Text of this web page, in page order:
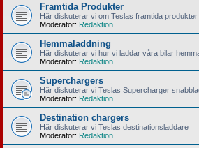
Framtida Produkter
Här diskuterar vi om Teslas framtida produkter
Moderator: Redaktion
Hemmaladdning
Här diskuterar vi hur vi laddar våra bilar
Moderator: Redaktion
Superchargers
Här diskuterar vi Teslas Supercharger
Moderator: Redaktion
Destination chargers
Här diskuterar vi Teslas destinationsladdare
Moderator: Redaktion